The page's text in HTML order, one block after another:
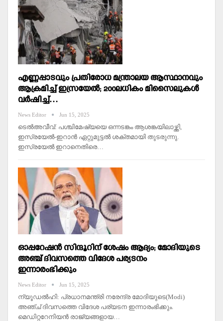
എണ്ണപ്പാടവും പ്രതിരോധ മന്ത്രാലയ ആസ്ഥാനവും
ആക്രമിച്ച്‌ ഇസ്രയേല്‍; 200ലധികം മിസൈലുകള്‍
വര്‍ഷിച്ച്‌…
News Editor Jun 15, 2025
ടെല്‍അവീവ്: പശ്ചിമേഷ്യയെ ഒന്നടങ്കം ആശങ്കയിലാഴ്ത്തി,
ഇസ്രയേല്‍-ഇറാന്‍ ഏറ്റുമുട്ടല്‍ ശക്തമായി തുടരുന്നു.
ഇസ്രയേല്‍ ഇറാനെതിരെ…
ഓപ്പറേഷന്‍ സിന്ദൂറിന് ശേഷം ആദ്യം; മോദിയുടെ
അഞ്ച് ദിവസത്തെ വിദേശ പര്യടനം
ഇന്നാരംഭിക്കും
News Editor Jun 15, 2025
ന്യൂഡല്‍ഹി: പ്രധാനമന്ത്രി നരേന്ദ്ര മോദിയുടെ(Modi)
അഞ്ച് ദിവസത്തെ വിദേശ പര്യടന ഇന്നാരംഭിക്കും.
മെഡിറ്ററേനിയന്‍ രാജ്യങ്ങളായ…